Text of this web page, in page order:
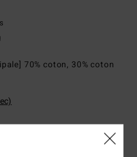
70% coton, 30% coton